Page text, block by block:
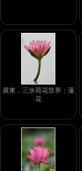
廣東．三水荷花世界：蓮
花